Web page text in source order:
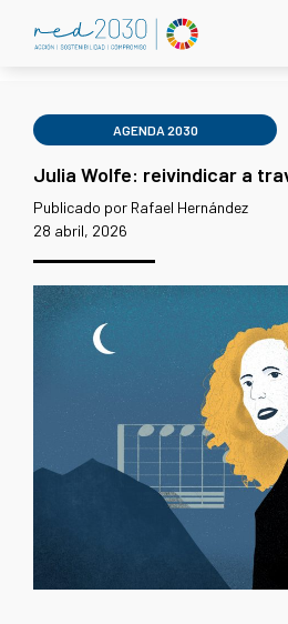
AGENDA 2030
Julia Wolfe: reivindicar a
Publicado por Rafael Hernández
28 abril, 2026